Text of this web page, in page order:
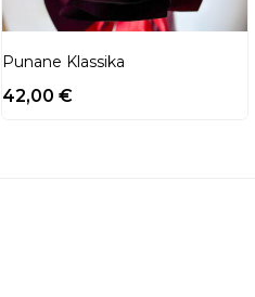
Punane Klassika
42,00 €